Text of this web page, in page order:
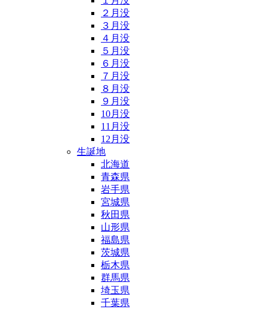
２月没
３月没
４月没
５月没
６月没
７月没
８月没
９月没
10月没
11月没
12月没
生誕地
北海道
青森県
岩手県
宮城県
秋田県
山形県
福島県
茨城県
栃木県
群馬県
埼玉県
千葉県